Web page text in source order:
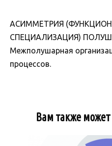
АСИММЕТРИЯ
СПЕЦИАЛИЗАЦИЯ)
Межполушарная
процессов.
Вам также